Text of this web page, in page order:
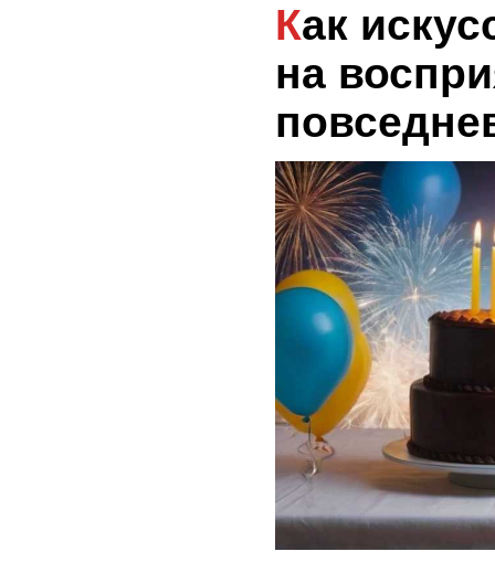
Как искусство влияет
на